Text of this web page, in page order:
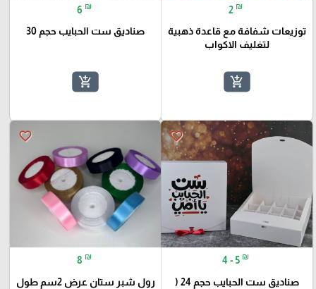
2 ₪
توزيعات شفافة مع قاعدة ذهبية
لتغليف الاكواب
add_shopping_cart
6 ₪
صناديق ست الحبايب حجم 30
add_shopping_cart
favorite_border
4 - 5 ₪
صناديق ست الحبايب حجم 24 (
favorite_border
8 ₪
رول شبر ستان عرض 2سم طول